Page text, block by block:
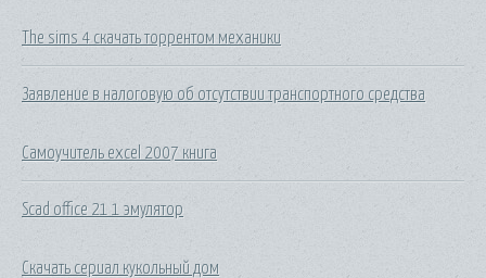
The sims 4 скачать торрентом механики
Заявление в налоговую об отсутствии транспортного средства
Самоучитель excel 2007 книга
Scad office 21 1 эмулятор
Скачать сериал кукольный дом